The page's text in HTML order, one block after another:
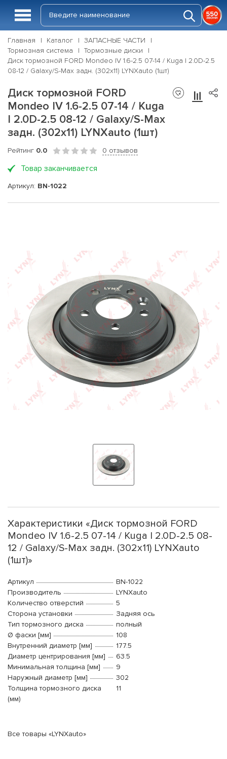
Главная Каталог
ЗАПАСНЫЕ ЧАСТИ
Тормозная система
Тормозные диски
Диск тормозной FORD Mondeo IV 1.6-2.5 07-14 / Kuga I 2.0D-2.5
08-12 / Galaxy/S-Max задн. (302x11) LYNXauto (1шт)
Диск тормозной FORD
Mondeo IV 1.6-2.5 07-14 / Kuga
I 2.0D-2.5 08-12 / Galaxy/S-Max
задн. (302x11) LYNXauto (1шт)
Рейтинг 0.0 0 отзывов
Товар заканчивается
Артикул: BN-1022
Характеристики «Диск тормозной FORD
Mondeo IV 1.6-2.5 07-14 / Kuga I 2.0D-2.5 08-
12 / Galaxy/S-Max задн. (302x11) LYNXauto
(1шт)»
Артикул
BN-1022
Производитель
LYNXauto
Количество отверстий
5
Сторона установки
Задняя ось
Тип тормозного диска
полный
Ø фаски [мм]
108
Внутренний диаметр [мм]
177.5
Диаметр центрирования [мм]
63.5
Минимальная толщина [мм]
9
Наружный диаметр [мм]
302
Толщина тормозного диска
(мм)
11
Все товары «LYNXauto»